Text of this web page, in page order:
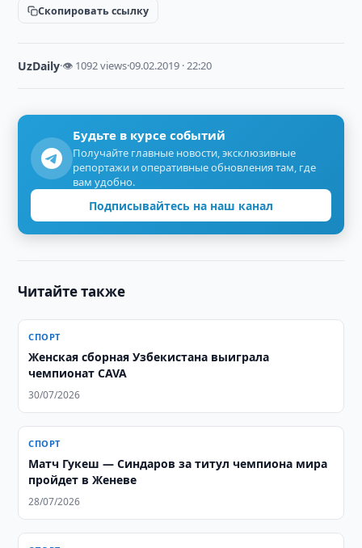
Скопировать ссылку
UzDaily·👁 1092 views·09.02.2019 · 22:20
Будьте в курсе событий
Получайте главные новости, эксклюзивные
репортажи и оперативные обновления там, где
вам удобно.
Подписывайтесь на наш канал
Читайте также
СПОРТ
Женская сборная Узбекистана выиграла
чемпионат CAVA
30/07/2026
СПОРТ
Матч Гукеш — Синдаров за титул чемпиона мира
пройдет в Женеве
28/07/2026